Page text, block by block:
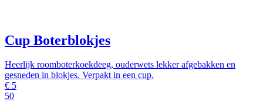
Cup Boterblokjes
Heerlijk roomboterkoekdeeg, ouderwets lekker afgebakken en
gesneden in blokjes. Verpakt in een cup.
€ 5
50